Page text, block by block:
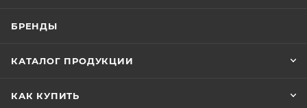
БРЕНДЫ
КАТАЛОГ ПРОДУКЦИИ
КАК КУПИТЬ